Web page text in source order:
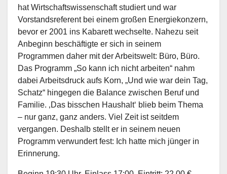
hat Wirtschaftswissenschaft studiert und war
Vorstandsreferent bei einem großen Energiekonzern,
bevor er 2001 ins Kabarett wechselte. Nahezu seit
Anbeginn beschäftigte er sich in seinem
Programmen daher mit der Arbeitswelt: Büro, Büro.
Das Programm „So kann ich nicht arbeiten“ nahm
dabei Arbeitsdruck aufs Korn, „Und wie war dein Tag,
Schatz“ hingegen die Balance zwischen Beruf und
Familie. ‚Das bisschen Haushalt‘ blieb beim Thema
– nur ganz, ganz anders. Viel Zeit ist seitdem
vergangen. Deshalb stellt er in seinem neuen
Programm verwundert fest: Ich hatte mich jünger in
Erinnerung.